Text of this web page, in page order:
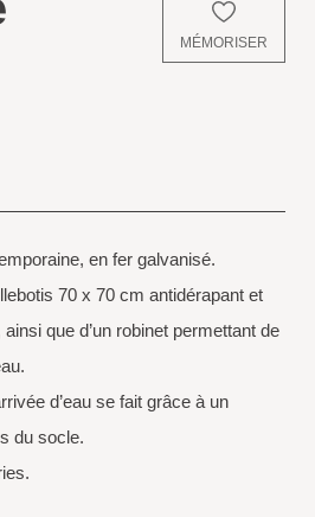
MÉMORISER
en fer galvanisé.
70 x 70 cm antidérapant et
que d’un robinet permettant de
d’eau se fait grâce à un
du socle.